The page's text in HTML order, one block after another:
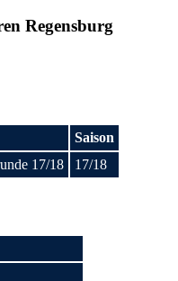
Regensburg
Saison
17/18 17/18